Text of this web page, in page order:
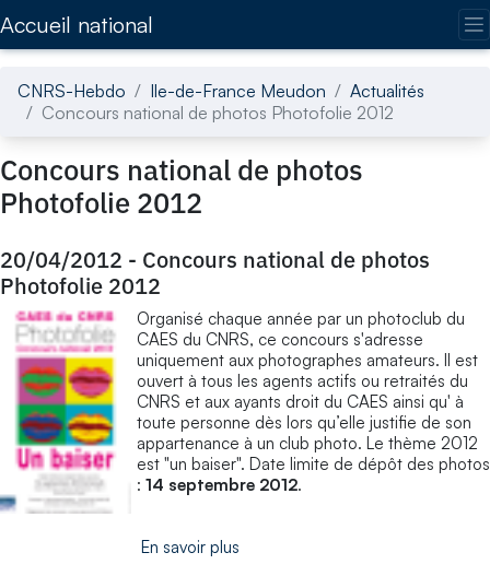
Accueil national
CNRS-Hebdo Ile-de-France Meudon
Actualités
Concours national de photos Photofolie 2012
Concours national de photos
Photofolie 2012
20/04/2012 - Concours national de photos
Photofolie 2012
Organisé chaque année par un photoclub du
CAES du CNRS, ce concours s'adresse
uniquement aux photographes amateurs. Il est
ouvert à tous les agents actifs ou retraités du
CNRS et aux ayants droit du CAES ainsi qu' à
toute personne dès lors qu’elle justifie de son
appartenance à un club photo. Le thème 2012
est "un baiser". Date limite de dépôt des photos
: 14 septembre 2012.
En savoir plus